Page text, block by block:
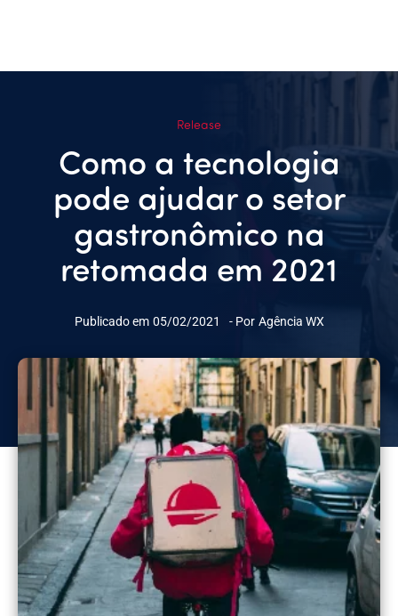
Release
Como a tecnologia
pode ajudar o setor
gastronômico na
retomada em 2021
Publicado em 05/02/2021 - Por Agência WX